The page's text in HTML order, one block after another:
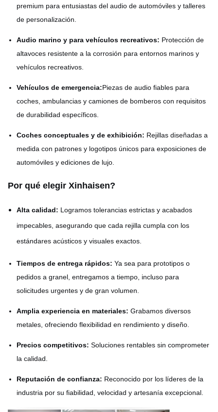
premium para entusiastas del audio de automóviles y talleres
de personalización.
Audio marino y para vehículos recreativos: Protección de
altavoces resistente a la corrosión para entornos marinos y
vehículos recreativos.
Vehículos de emergencia:Piezas de audio fiables para
coches, ambulancias y camiones de bomberos con requisitos
de durabilidad específicos.
Coches conceptuales y de exhibición: Rejillas diseñadas a
medida con patrones y logotipos únicos para exposiciones de
automóviles y ediciones de lujo.
Por qué elegir Xinhaisen?
Alta calidad: Logramos tolerancias estrictas y acabados
impecables, asegurando que cada rejilla cumpla con los
estándares acústicos y visuales exactos.
Tiempos de entrega rápidos: Ya sea para prototipos o
pedidos a granel, entregamos a tiempo, incluso para
solicitudes urgentes y de gran volumen.
Amplia experiencia en materiales: Grabamos diversos
metales, ofreciendo flexibilidad en rendimiento y diseño.
Precios competitivos: Soluciones rentables sin comprometer
la calidad.
Reputación de confianza: Reconocido por los líderes de la
industria por su fiabilidad, velocidad y artesanía excepcional.